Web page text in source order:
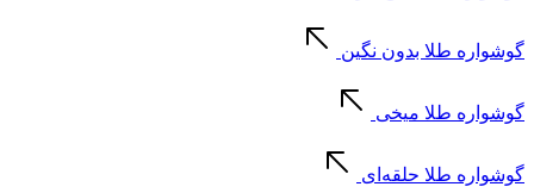
گوشواره طلا بدون نگین
گوشواره طلا میخی
گوشواره طلا حلقه‌ای